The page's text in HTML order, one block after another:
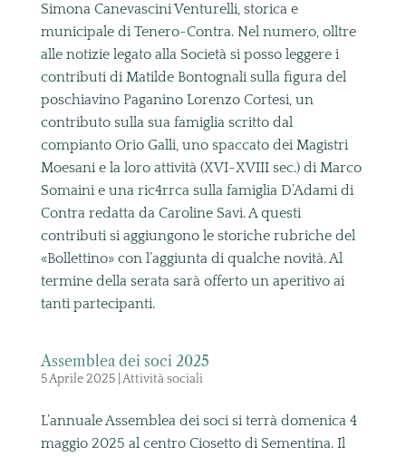
Simona Canevascini Venturelli, storica e
municipale di Tenero-Contra. Nel numero, olltre
alle notizie legato alla Società si posso leggere i
contributi di Matilde Bontognali sulla figura del
poschiavino Paganino Lorenzo Cortesi, un
contributo sulla sua famiglia scritto dal
compianto Orio Galli, uno spaccato dei Magistri
Moesani e la loro attività (XVI-XVIII sec.) di Marco
Somaini e una ric4rrca sulla famiglia D’Adami di
Contra redatta da Caroline Savi. A questi
contributi si aggiungono le storiche rubriche del
«Bollettino» con l’aggiunta di qualche novità.Al
termine della serata sarà offerto un aperitivo ai
tanti partecipanti.
Assemblea dei soci 2025
5 Aprile 2025| Attività sociali
L’annuale Assemblea dei soci si terrà domenica 4
maggio 2025 al centro Ciosetto di Sementina. Il